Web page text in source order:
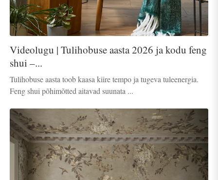
Videolugu | Tulihobuse aasta 2026 ja kodu feng
shui –...
Tulihobuse aasta toob kaasa kiire tempo ja tugeva tuleenergia.
Feng shui põhimõtted aitavad suunata ...